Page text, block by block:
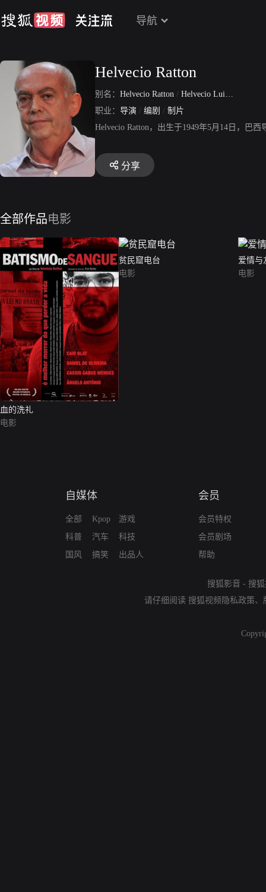
导航
Helvecio Ratton
别名： Helvecio Ratton / Helvecio Luis de Amorim Ratton
职业： 导演 / 编剧 / 制片
Helvecio Ratton，出生于1949年5月14日，巴
分享
全部作品电影
血的洗礼
电影
贫民窟电台
电影
爱情与
电影
自媒体
全部
科普
国风
Kpop
汽车
搞笑
游戏
科技
出品人
会员
会员特权
会员剧场
帮助
搜狐影音 - 搜
请仔细阅读 搜狐视频隐私政策、